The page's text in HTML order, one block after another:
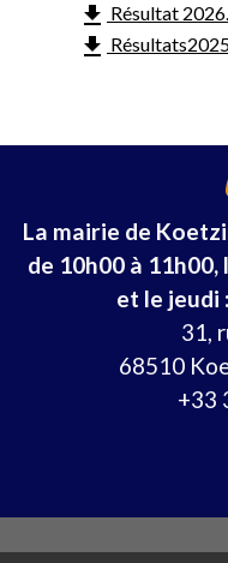
file_download Résultat
file_download
La mairie de
de 10h00 à
et le jeudi
31,
68510
+33